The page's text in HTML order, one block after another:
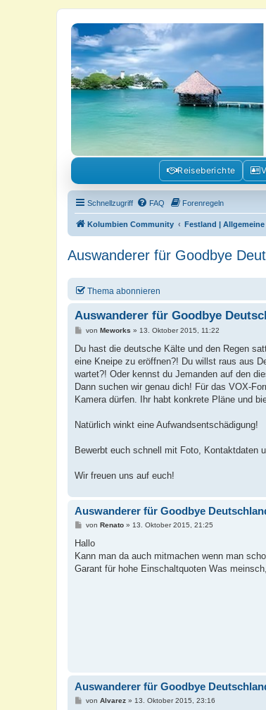
Kolumbienforum - Das
Reisen, Auswandern, Kultur, Politik, Geschichte und
Reiseberichte
Schnellzugriff FAQ Forenregeln
Kolumbien Community Festland | Allgemeine
Auswanderer für Goodbye
Thema abonnieren
Auswanderer für Goodbye
B
r
a
von Meworks » 13. Oktober 2015, 11:22
Du hast die deutsche Kälte und den Regen
eine Kneipe zu eröffnen?! Du willst raus aus
wartet?! Oder kennst du Jemanden auf den
Dann suchen wir genau dich! Für das VOX-
Kamera dürfen. Ihr habt konkrete Pläne und
Natürlich winkt eine Aufwandsentschädigung!
Bewerbt euch schnell mit Foto, Kontaktdaten
Wir freuen uns auf euch!
Auswanderer für Goodbye
B
i
r
a
von Renato» 13. Oktober 2015, 21:25
Hallo
Kann man da auch mitmachen wenn man
Garant für hohe Einschaltquoten Was
Auswanderer für Goodbye
Bvon Alvarez» 13. Oktober 2015, 23:16